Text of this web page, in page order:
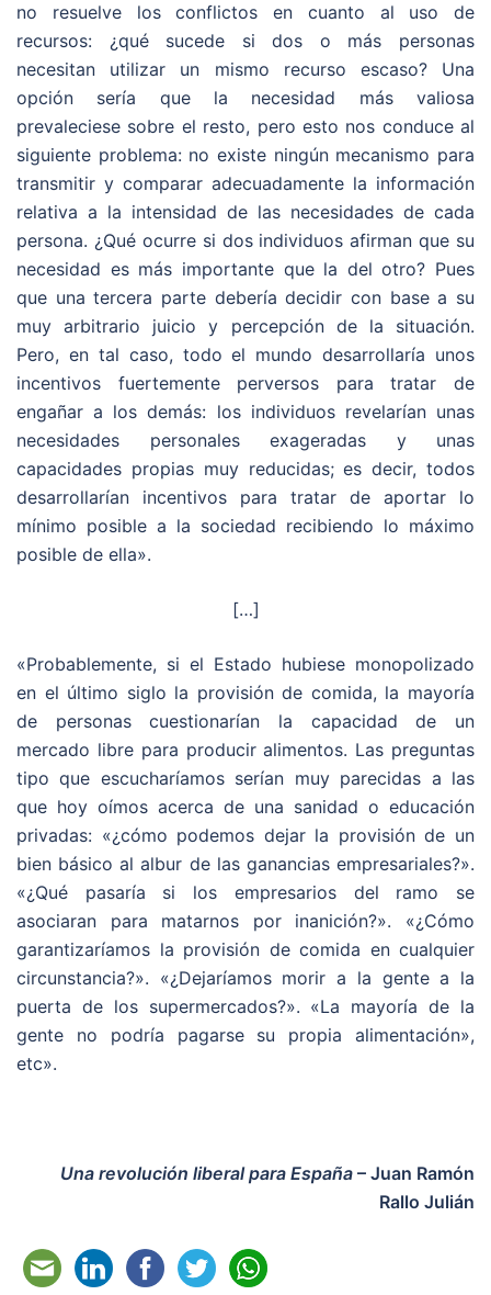
no resuelve los conflictos en cuanto al uso de
recursos: ¿qué sucede si dos o más personas
necesitan utilizar un mismo recurso escaso? Una
opción sería que la necesidad más valiosa
prevaleciese sobre el resto, pero esto nos conduce al
siguiente problema: no existe ningún mecanismo para
transmitir y comparar adecuadamente la información
relativa a la intensidad de las necesidades de cada
persona. ¿Qué ocurre si dos individuos afirman que su
necesidad es más importante que la del otro? Pues
que una tercera parte debería decidir con base a su
muy arbitrario juicio y percepción de la situación.
Pero, en tal caso, todo el mundo desarrollaría unos
incentivos fuertemente perversos para tratar de
engañar a los demás: los individuos revelarían unas
necesidades personales exageradas y unas
capacidades propias muy reducidas; es decir, todos
desarrollarían incentivos para tratar de aportar lo
mínimo posible a la sociedad recibiendo lo máximo
posible de ella».
[…]
«Probablemente, si el Estado hubiese monopolizado
en el último siglo la provisión de comida, la mayoría
de personas cuestionarían la capacidad de un
mercado libre para producir alimentos. Las preguntas
tipo que escucharíamos serían muy parecidas a las
que hoy oímos acerca de una sanidad o educación
privadas: «¿cómo podemos dejar la provisión de un
bien básico al albur de las ganancias empresariales?».
«¿Qué pasaría si los empresarios del ramo se
asociaran para matarnos por inanición?». «¿Cómo
garantizaríamos la provisión de comida en cualquier
circunstancia?». «¿Dejaríamos morir a la gente a la
puerta de los supermercados?». «La mayoría de la
gente no podría pagarse su propia alimentación»,
etc».
Una revolución liberal para España – Juan Ramón
Rallo Julián